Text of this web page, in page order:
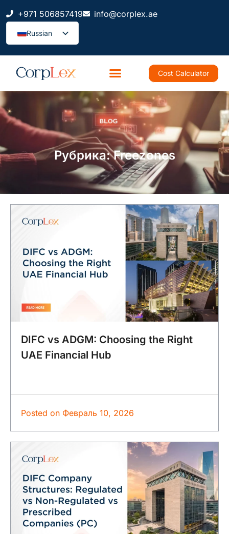
+971 506857419 info@corplex.ae
Russian
Cost Calculator
Рубрика: Freezones
DIFC vs ADGM: Choosing the Right
UAE Financial Hub
Posted on Февраль 10, 2026